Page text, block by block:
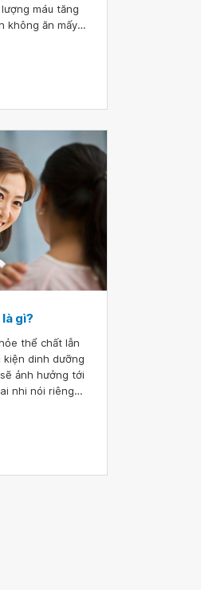
máu tăng
không ăn mấy
máu do thiếu
gì?
thể chất lẫn
dinh dưỡng
ảnh hưởng tới
nhi nói riêng
chuẩn bị có